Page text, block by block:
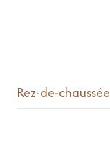
Rez-de-chaussée